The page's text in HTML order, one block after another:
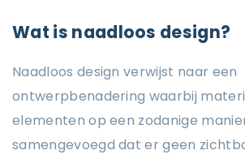
Wat is naadloos design?
Naadloos design verwijst naar een
ontwerpbenadering waarbij
elementen op een zodanige
samengevoegd dat er geen